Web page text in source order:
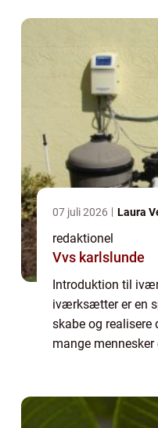
07 juli 2026 Laura
redaktionel
Vvs karlslunde
Introduktion til
iværksætter er en
skabe og realisere
mange